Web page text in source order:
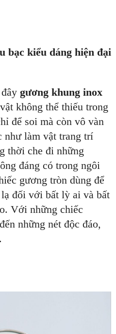
bạc kiểu dáng hiện đại
gương khung inox
không thể thiếu trong
để soi mà còn vô vàn
như làm vật trang trí
thời che đi những
đáng có trong ngôi
gương tròn dùng để
đối với bất lỳ ai và bất
Với những chiếc
những nét độc đáo,